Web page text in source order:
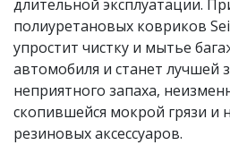
длительной эксплуатации.
полиуретановых ковриков
упростит чистку и мытье
автомобиля и станет лучшей
неприятного запаха,
скопившейся мокрой грязи и
резиновых аксессуаров.